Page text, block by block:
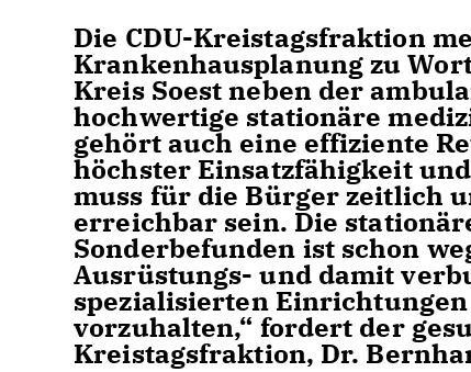
Die CDU-Kreistagsfraktion
Krankenhausplanung zu
Kreis Soest neben der
hochwertige stationäre
gehört auch eine effiziente
höchster Einsatzfähigkeit
muss für die Bürger zeitlich
erreichbar sein. Die
Sonderbefunden ist schon
Ausrüstungs- und damit
spezialisierten
vorzuhalten,“ fordert der
Kreistagsfraktion, Dr.